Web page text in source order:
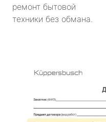
ремонт бытовой
техники без обмана.